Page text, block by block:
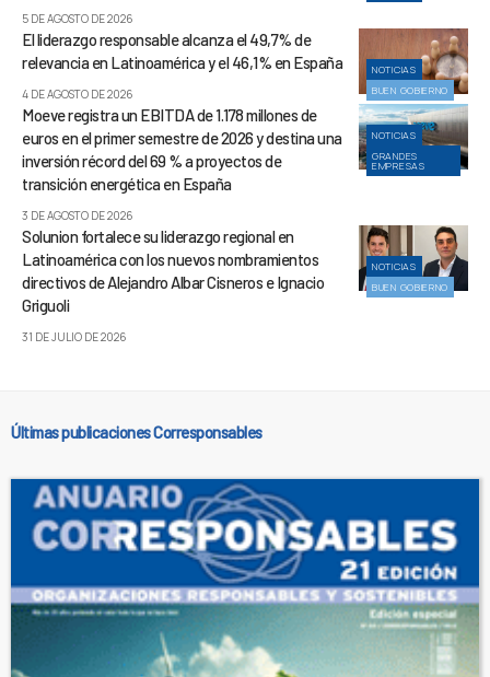
5 DE AGOSTO DE 2026
NOTICIAS
BUEN GOBIERNO
El liderazgo responsable alcanza el 49,7% de
relevancia en Latinoamérica y el 46,1% en España
4 DE AGOSTO DE 2026
NOTICIAS
GRANDES
EMPRESAS
Moeve registra un EBITDA de 1.178 millones de
euros en el primer semestre de 2026 y destina una
inversión récord del 69 % a proyectos de
transición energética en España
3 DE AGOSTO DE 2026
NOTICIAS
BUEN GOBIERNO
Solunion fortalece su liderazgo regional en
Latinoamérica con los nuevos nombramientos
directivos de Alejandro Albar Cisneros e Ignacio
Griguoli
31 DE JULIO DE 2026
Últimas publicaciones Corresponsables